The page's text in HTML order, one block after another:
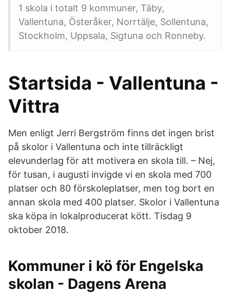
1 skola i totalt 9 kommuner, Täby,
Vallentuna, Österåker, Norrtälje, Sollentuna,
Stockholm, Uppsala, Sigtuna och Ronneby.
Startsida - Vallentuna -
Vittra
Men enligt Jerri Bergström finns det ingen brist
på skolor i Vallentuna och inte tillräckligt
elevunderlag för att motivera en skola till. – Nej,
för tusan, i augusti invigde vi en skola med 700
platser och 80 förskoleplatser, men tog bort en
annan skola med 400 platser. Skolor i Vallentuna
ska köpa in lokalproducerat kött. Tisdag 9
oktober 2018.
Kommuner i kö för Engelska
skolan - Dagens Arena